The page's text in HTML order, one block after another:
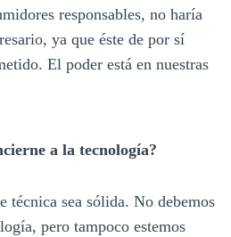
responsables, no haría
ya que éste de por sí
El poder está en nuestras
a la tecnología?
técnica sea sólida. No debemos
pero tampoco estemos